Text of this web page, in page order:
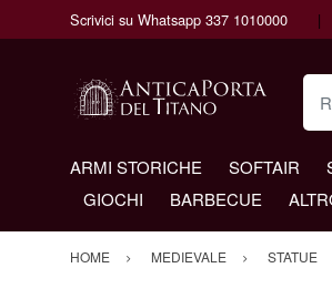
Scrivici su Whatsapp 337 1010000
ARMI STORICHE SOFTAIR
GIOCHI
BARBECUE
HOME MEDIEVALE STATUE